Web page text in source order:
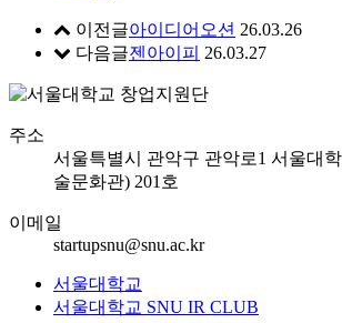
이전글아이디어오션 26.03.26
다음글젠아이피 26.03.27
주소
서울특별시 관악구 관악로1 서울대
술문화관) 201호
이메일
startupsnu@snu.ac.kr
서울대학교
서울대학교 SNU IR CLUB